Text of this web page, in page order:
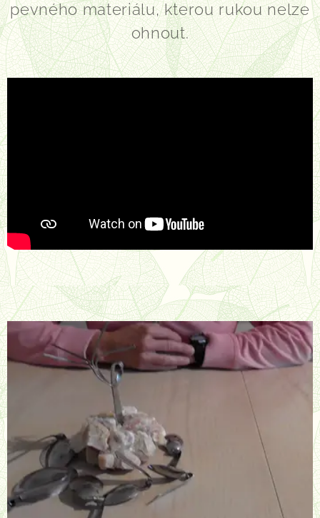
pevného materiálu, kterou rukou nelze
ohnout.